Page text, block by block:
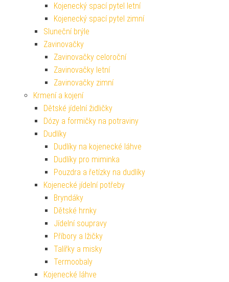
Kojenecký spací pytel letní
Kojenecký spací pytel zimní
Sluneční brýle
Zavinovačky
Zavinovačky celoroční
Zavinovačky letní
Zavinovačky zimní
Krmení a kojení
Dětské jídelní židličky
Dózy a formičky na potraviny
Dudlíky
Dudlíky na kojenecké láhve
Dudlíky pro miminka
Pouzdra a řetízky na dudlíky
Kojenecké jídelní potřeby
Bryndáky
Dětské hrnky
Jídelní soupravy
Příbory a lžičky
Talířky a misky
Termoobaly
Kojenecké láhve